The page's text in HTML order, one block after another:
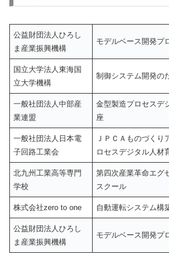
公益財団法人ひろし
ま産業振興機構
モデルベース開発プ
国立大学法人東海国
立大学機構
制御システム開発の
一般社団法人中部産
業連盟
金型製造プロセスデ
座
一般社団法人日本電
子回路工業会
ＪＰＣＡものづく
ロセスデジタル人材
北九州工業高等専門
学校
第四次産業革命エグ
スクール
株式会社zero to one 自動運転システム構
公益財団法人ひろし
ま産業振興機構
モデルベース開発プ